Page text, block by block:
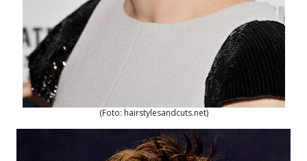
(Foto: hairstylesandcuts.net)